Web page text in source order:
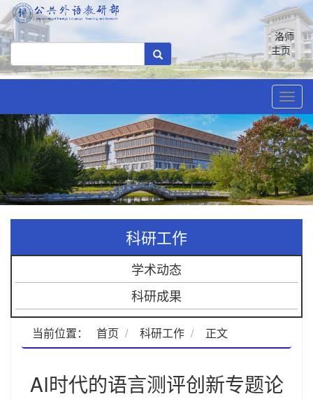
洛师
主页
科研工作
学术动态
科研成果
当前位置： 首页 科研工作 正文
AI时代的语言测评创新专题论